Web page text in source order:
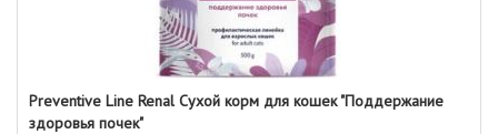
Preventive Line Renal Сухой корм для кошек "Поддержание
здоровья почек"